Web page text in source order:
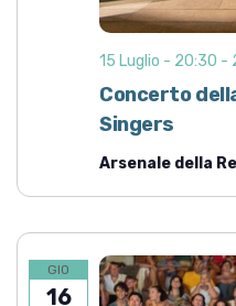
Concerto
Singers
15 Luglio - 20:30 -
Arsenale della
GIO
16